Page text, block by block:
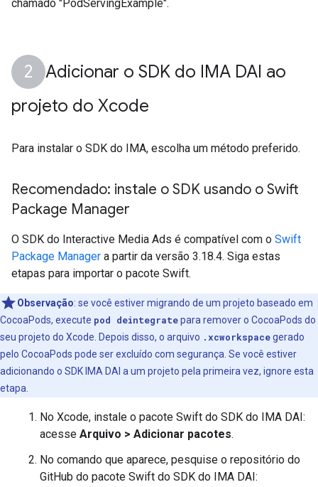
chamado "PodServingExample".
Adicionar o SDK do IMA DAI ao
projeto do Xcode
Para instalar o SDK do IMA, escolha um método preferido.
Recomendado: instale o SDK usando o Swift
Package Manager
O SDK do Interactive Media Ads é compatível com o Swift
Package Manager a partir da versão 3.18.4. Siga estas
etapas para importar o pacote Swift.
Observação: se você estiver migrando de um projeto baseado em
CocoaPods, execute pod deintegratepara remover o CocoaPods do
seu projeto do Xcode. Depois disso, o arquivo .xcworkspacegerado
pelo CocoaPods pode ser excluído com segurança. Se você estiver
adicionando o SDK IMA DAI a um projeto pela primeira vez, ignore esta
etapa.
No Xcode, instale o pacote Swift do SDK do IMA DAI:
acesse Arquivo > Adicionar pacotes.
No comando que aparece, pesquise o repositório do
GitHub do pacote Swift do SDK do IMA DAI: